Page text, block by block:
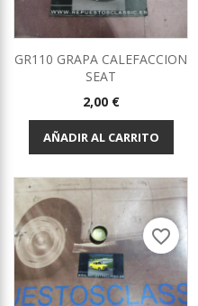
GR110 GRAPA CALEFACCION
SEAT
Precio
2,00 €
AÑADIR AL CARRITO
favorite_border